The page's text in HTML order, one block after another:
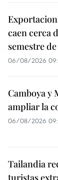
caen cerca
semestre
06/08/2026
Camboya y
ampliar la
06/08/2026
Tailandia
turistas